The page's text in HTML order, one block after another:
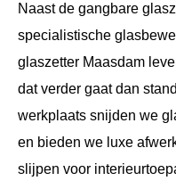
Naast de gangbare
specialistische
glaszetter Maasdam
dat verder gaat dan
werkplaats snijden we
en bieden we luxe
slijpen voor